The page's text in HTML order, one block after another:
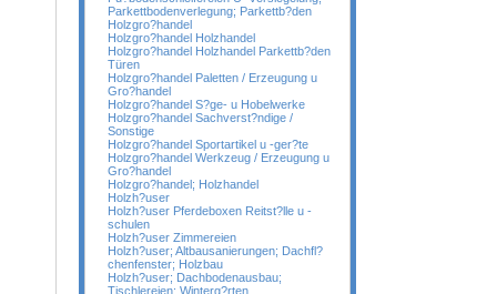
Parkettbodenverlegung; Parkettb?den
Holzgro?handel
Holzgro?handel Holzhandel
Holzgro?handel Holzhandel Parkettb?den
Türen
Holzgro?handel Paletten / Erzeugung u
Gro?handel
Holzgro?handel S?ge- u Hobelwerke
Holzgro?handel Sachverst?ndige /
Sonstige
Holzgro?handel Sportartikel u -ger?te
Holzgro?handel Werkzeug / Erzeugung u
Gro?handel
Holzgro?handel; Holzhandel
Holzh?user
Holzh?user Pferdeboxen Reitst?lle u -
schulen
Holzh?user Zimmereien
Holzh?user; Altbausanierungen; Dachfl?
chenfenster; Holzbau
Holzh?user; Dachbodenausbau;
Tischlereien; Winterg?rten